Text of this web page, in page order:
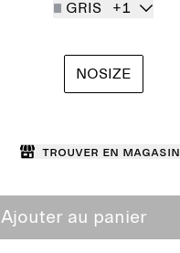
GRIS +1
NOSIZE
Trouver en magasin
Ajouter au panier